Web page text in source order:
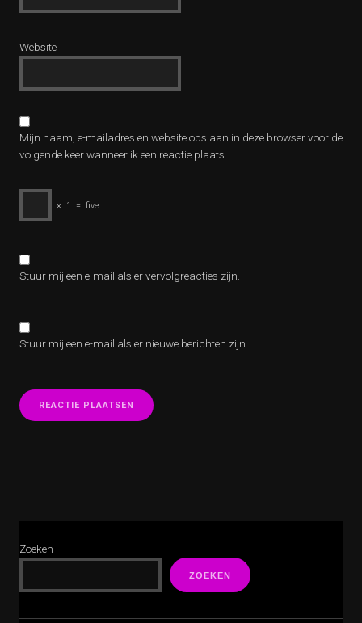
Website
Mijn naam, e-mailadres en website opslaan in deze browser voor de
volgende keer wanneer ik een reactie plaats.
× 1 = five
Stuur mij een e-mail als er vervolgreacties zijn.
Stuur mij een e-mail als er nieuwe berichten zijn.
Zoeken
ZOEKEN